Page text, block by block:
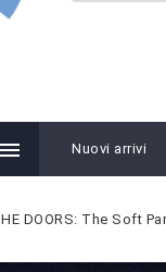
 Nuovi arrivi
DOORS: The Soft